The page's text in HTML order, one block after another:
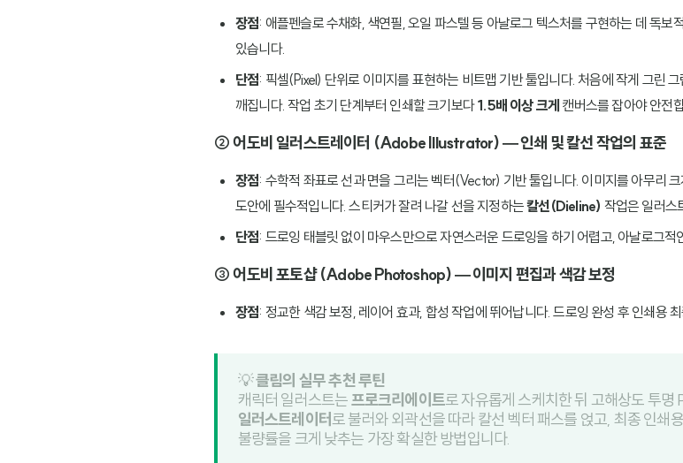
장점: 애플펜슬로 수채화, 색연필, 오일 파스텔 등 아날로그 텍스처를 구현하는 데 독보
있습니다.
단점: 픽셀(Pixel) 단위로 이미지를 표현하는 비트맵 기반 툴입니다. 처음에 작게 그린
깨집니다. 작업 초기 단계부터 인쇄할 크기보다1.5배 이상 크게 캔버스를 잡아야 안전
② 어도비 일러스트레이터 (Adobe Illustrator) — 인쇄 및 칼선 작업의 표준
장점: 수학적 좌표로 선과 면을 그리는 벡터(Vector) 기반 툴입니다. 이미지를 아무리
도안에 필수적입니다. 스티커가 잘려 나갈 선을 지정하는칼선(Dieline) 작업은 일러스
단점: 드로잉 태블릿 없이 마우스만으로 자연스러운 드로잉을 하기 어렵고, 아날로그적
③ 어도비 포토샵 (Adobe Photoshop) — 이미지 편집과 색감 보정
장점: 정교한 색감 보정, 레이어 효과, 합성 작업에 뛰어납니다. 드로잉 완성 후 인쇄용
💡클림의 실무 추천 루틴
캐릭터 일러스트는프로크리에이트로 자유롭게 스케치한 뒤 고해상도 투
일러스트레이터로 불러와 외곽선을 따라 칼선 벡터 패스를 얹고, 최종 인쇄
불량률을 크게 낮추는 가장 확실한 방법입니다.